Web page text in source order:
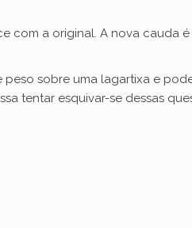
com a original. A nova cauda
sobre uma lagartixa e
tentar esquivar-se dessas